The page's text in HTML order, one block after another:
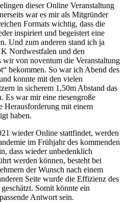
dieser Online Veranstaltung
war es mir als Mitgründer
Formats wichtig, dass die
inspiriert und begeistert eine
Und zum anderen stand ich ja
Nordwestfalen und den
von noventum die Veranstaltung
bekommen. So war ich Abend des
konnte mit den vielen
in sicherem 1,50m Abstand das
Es war mir eine riesengroße
Herausforderung mit einem
haben.
wieder Online stattfindet, werden
im Frühjahr des kommenden
dass wieder unbedenklich
werden können, besteht bei
der Wunsch nach einem
Seite wurde die Effizienz des
Somit könnte ein
Antwort sein.